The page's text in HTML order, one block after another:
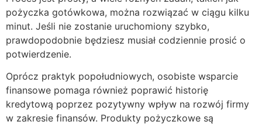
pożyczka gotówkowa, można rozwiązać w ciągu kilku
minut. Jeśli nie zostanie uruchomiony szybko,
prawdopodobnie będziesz musiał codziennie prosić o
potwierdzenie.
Oprócz praktyk popołudniowych, osobiste wsparcie
finansowe pomaga również poprawić historię
kredytową poprzez pozytywny wpływ na rozwój firmy
w zakresie finansów. Produkty pożyczkowe są